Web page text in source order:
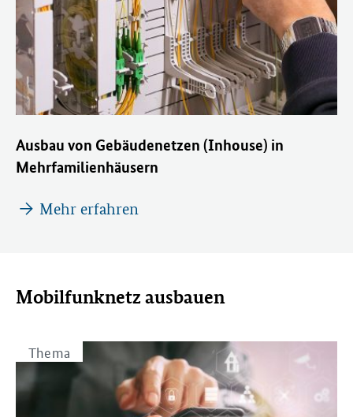
Ausbau von Gebäudenetzen (Inhouse) in
Mehrfamilienhäusern
Mehr erfahren
Mobilfunknetz ausbauen
Thema